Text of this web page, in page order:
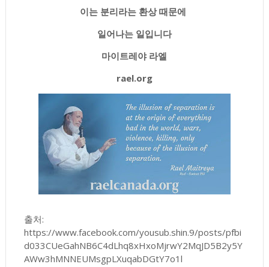
이는 분리라는 환상 때문에
일어나는 일입니다
마이트레야 라엘
rael.org
출처:
https://www.facebook.com/yousub.shin.9/posts/pfbi
d033CUeGahNB6C4dLhq8xHxoMjrwY2MqJD5B2y5Y
AWw3hMNNEUMsgpLXuqabDGtY7o1l